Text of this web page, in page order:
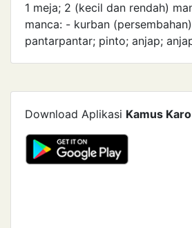
1 meja; 2 (kecil dan rendah)
manca: - kurban
pantar­pantar; pinto; anjap;
Download Aplikasi Kamus Karo